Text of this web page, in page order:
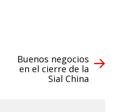
Buenos negocios
en el cierre de la
Sial China